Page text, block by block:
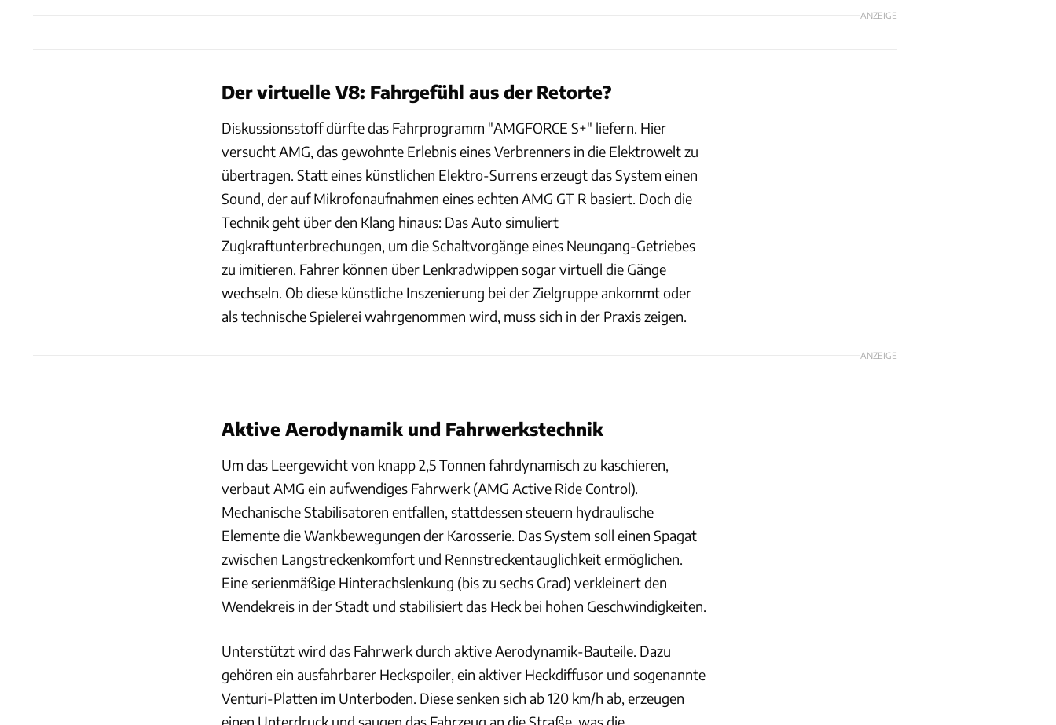
ANZEIGE
Der virtuelle V8: Fahrgefühl aus der Retorte?
Diskussionsstoff dürfte das Fahrprogramm "AMGFORCE S+" liefern. Hier
versucht AMG, das gewohnte Erlebnis eines Verbrenners in die Elektrowelt zu
übertragen. Statt eines künstlichen Elektro-Surrens erzeugt das System einen
Sound, der auf Mikrofonaufnahmen eines echten AMG GT R basiert. Doch die
Technik geht über den Klang hinaus: Das Auto simuliert
Zugkraftunterbrechungen, um die Schaltvorgänge eines Neungang-Getriebes
zu imitieren. Fahrer können über Lenkradwippen sogar virtuell die Gänge
wechseln. Ob diese künstliche Inszenierung bei der Zielgruppe ankommt oder
als technische Spielerei wahrgenommen wird, muss sich in der Praxis zeigen.
ANZEIGE
Aktive Aerodynamik und Fahrwerkstechnik
Um das Leergewicht von knapp 2,5 Tonnen fahrdynamisch zu kaschieren,
verbaut AMG ein aufwendiges Fahrwerk (AMG Active Ride Control).
Mechanische Stabilisatoren entfallen, stattdessen steuern hydraulische
Elemente die Wankbewegungen der Karosserie. Das System soll einen Spagat
zwischen Langstreckenkomfort und Rennstreckentauglichkeit ermöglichen.
Eine serienmäßige Hinterachslenkung (bis zu sechs Grad) verkleinert den
Wendekreis in der Stadt und stabilisiert das Heck bei hohen Geschwindigkeiten.
Unterstützt wird das Fahrwerk durch aktive Aerodynamik-Bauteile. Dazu
gehören ein ausfahrbarer Heckspoiler, ein aktiver Heckdiffusor und sogenannte
Venturi-Platten im Unterboden. Diese senken sich ab 120 km/h ab, erzeugen